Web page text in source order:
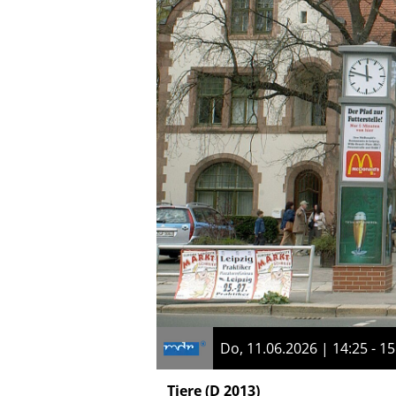
Do, 11.06.2026 | 14:25 -
Tiere(D 2013)